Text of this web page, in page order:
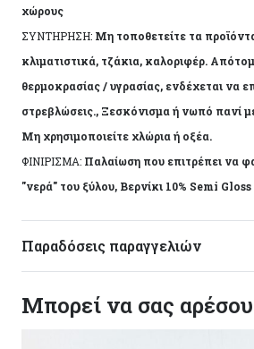
χώρους
ΣΥΝΤΗΡΗΣΗ: Μη τοποθετείτε τα
κλιματιστικά, τζάκια, καλοριφέρ.
θερμοκρασίας / υγρασίας, ενδέχεται να
στρεβλώσεις., Ξεσκόνισμα ή νωπό πανί
Μη χρησιμοποιείτε χλώρια ή οξέα.
ΦΙΝΙΡΙΣΜΑ: Παλαίωση που επιτρέπει να
"νερά" του ξύλου, Βερνίκι 10% Semi
Παραδόσεις παραγγελιών
Μπορεί να σας